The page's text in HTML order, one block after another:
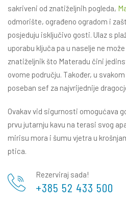
sakriveni od znatiželjnih pogleda,
odmorište, ograđeno ogradom i
posjeduju isključivo gosti. Ulaz s
uporabu ključa pa u naselje ne
znatiželjnik što Materadu čini
ovome području. Također, u
poseban sef za najvrijednije
Ovakav vid sigurnosti omogućava
prvu jutarnju kavu na terasi svog
mirisu mora i šumu vjetra u
ptica.
Rezerviraj sada!
+385 52 433 500